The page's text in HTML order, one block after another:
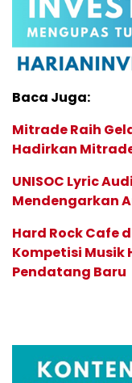
Baca Juga:
Mitrade Raih
Hadirkan
UNISOC Lyric
Mendengarkan
Hard Rock Cafe
Kompetisi Musik
Pendatang Baru